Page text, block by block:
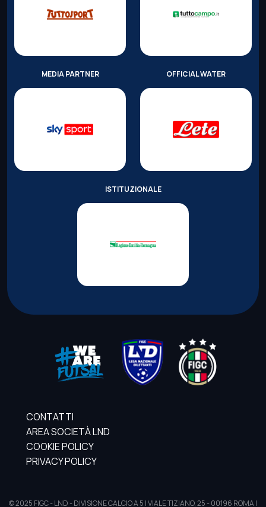
MEDIA PARTNER OFFICIAL WATER
ISTITUZIONALE
CONTATTI
AREA SOCIETÀ LND
COOKIE POLICY
PRIVACY POLICY
© 2025 FIGC - LND - DIVISIONE CALCIO A 5 | VIALE TIZIANO, 25 - 00196 ROMA |